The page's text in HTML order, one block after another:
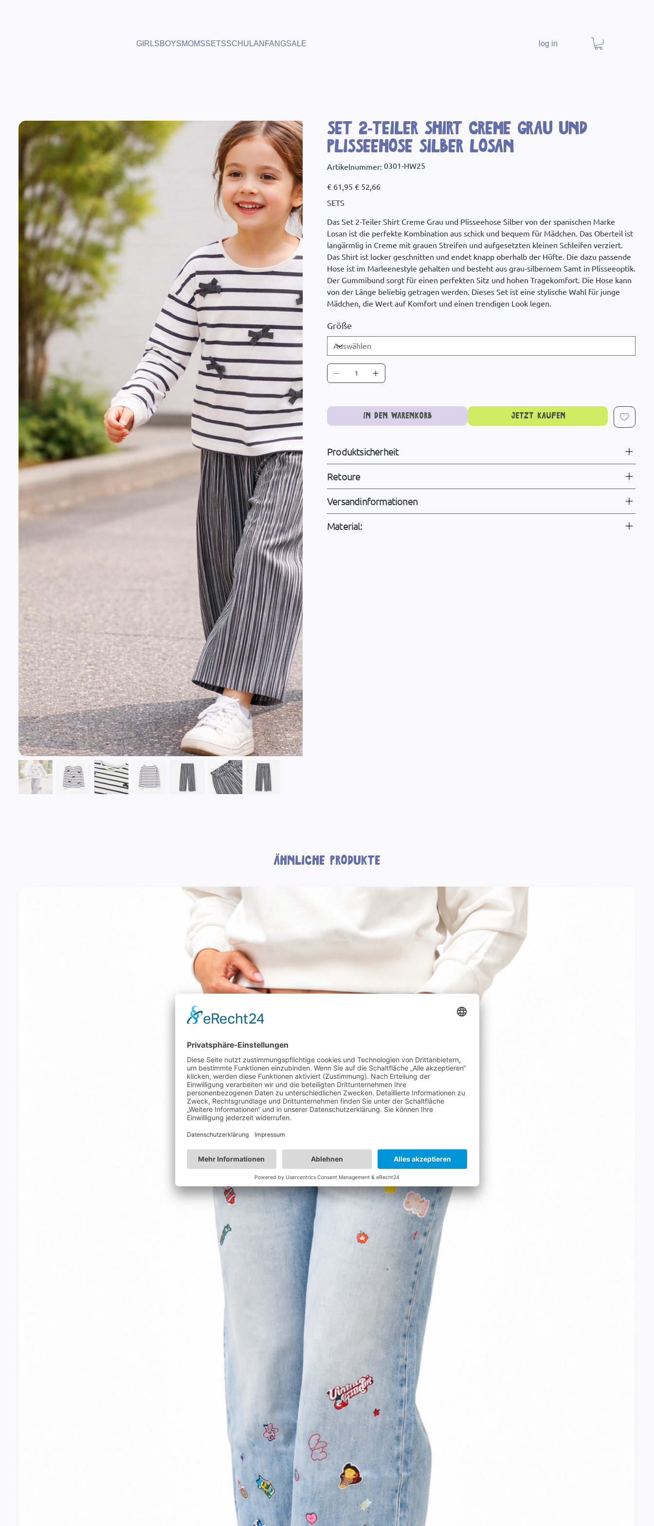
GIRLSBOYSMOMSSETSSCHULANFANGSALE log in
Set 2-Teiler Shirt Creme Grau und
Plisseehose Silber Losan
Artikelnummer:
Artikelnummer:
0301-
0301-HW25
Preis
€ 61,95 € 52,66
SETS
Das Set 2-Teiler Shirt Creme Grau und Plisseehose Silber von der spanischen Marke
Losan ist die perfekte Kombination aus schick und bequem für Mädchen. Das Oberteil ist
langärmlig in Creme mit grauen Streifen und aufgesetzten kleinen Schleifen verziert.
Das Shirt ist locker geschnitten und endet knapp oberhalb der Hüfte. Die dazu passende
Hose ist im Marleenestyle gehalten und besteht aus grau-silbernem Samt in Plisseeoptik.
Der Gummibund sorgt für einen perfekten Sitz und hohen Tragekomfort. Die Hose kann
von der Länge beliebig getragen werden. Dieses Set ist eine stylische Wahl für junge
Mädchen, die Wert auf Komfort und einen trendigen Look legen.
Größe
In den Warenkorb Jetzt kaufen
Produktsicherheit
Retoure
Versandinformationen
Material:
Ähnliche Produkte